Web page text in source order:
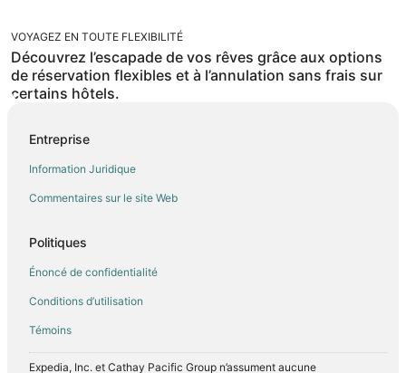
VOYAGEZ EN TOUTE FLEXIBILITÉ
Découvrez l’escapade de vos rêves grâce aux options
de réservation flexibles et à l’annulation sans frais sur
certains hôtels.
Entreprise
Information Juridique
Commentaires sur le site Web
Politiques
Énoncé de confidentialité
Conditions d’utilisation
Témoins
Expedia, Inc. et Cathay Pacific Group n’assument aucune